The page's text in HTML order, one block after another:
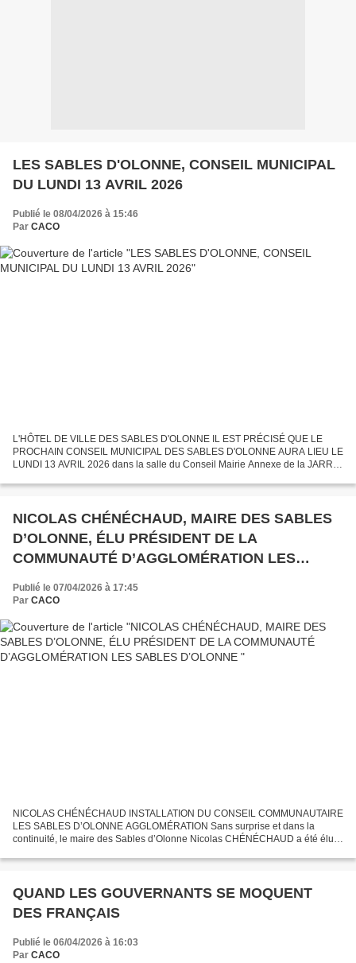
LES SABLES D'OLONNE, CONSEIL MUNICIPAL
DU LUNDI 13 AVRIL 2026
Publié le 08/04/2026 à 15:46
Par CACO
L'HÔTEL DE VILLE DES SABLES D'OLONNE IL EST PRÉCISÉ QUE LE
PROCHAIN CONSEIL MUNICIPAL DES SABLES D'OLONNE AURA LIEU LE
LUNDI 13 AVRIL 2026 dans la salle du Conseil Mairie Annexe de la JARRIE
NICOLAS CHÉNÉCHAUD, MAIRE DES SABLES
D’OLONNE, ÉLU PRÉSIDENT DE LA
COMMUNAUTÉ D’AGGLOMÉRATION LES
SABLES D’OLONNE
Publié le 07/04/2026 à 17:45
Par CACO
NICOLAS CHÉNÉCHAUD INSTALLATION DU CONSEIL COMMUNAUTAIRE
LES SABLES D’OLONNE AGGLOMÉRATION Sans surprise et dans la
continuité, le maire des Sables d’Olonne Nicolas CHÉNÉCHAUD a été élu
QUAND LES GOUVERNANTS SE MOQUENT
DES FRANÇAIS
Publié le 06/04/2026 à 16:03
Par CACO